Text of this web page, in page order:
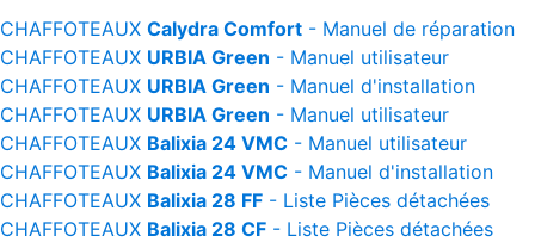
CHAFFOTEAUX Calydra Comfort - Manuel de réparation
CHAFFOTEAUX URBIA Green - Manuel utilisateur
CHAFFOTEAUX URBIA Green - Manuel d'installation
CHAFFOTEAUX URBIA Green - Manuel utilisateur
CHAFFOTEAUX Balixia 24 VMC - Manuel utilisateur
CHAFFOTEAUX Balixia 24 VMC - Manuel d'installation
CHAFFOTEAUX Balixia 28 FF - Liste Pièces détachées
CHAFFOTEAUX Balixia 28 CF - Liste Pièces détachées